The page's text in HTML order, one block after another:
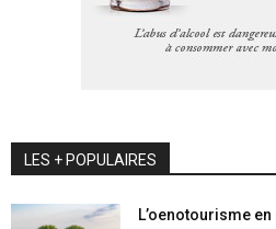
LES + POPULAIRES
L’oenotourisme